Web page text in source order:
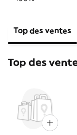
Top des ventes
Top des